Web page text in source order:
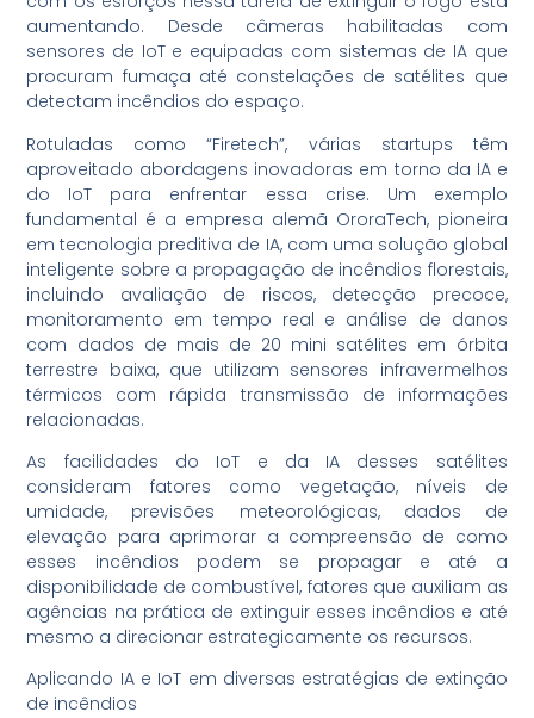
aumentando. Desde câmeras habilitadas com
sensores de IoT e equipadas com sistemas de IA que
procuram fumaça até constelações de satélites que
detectam incêndios do espaço.
Rotuladas como “Firetech”, várias startups têm
aproveitado abordagens inovadoras em torno da IA e
do IoT para enfrentar essa crise. Um exemplo
fundamental é a empresa alemã OroraTech, pioneira
em tecnologia preditiva de IA, com uma solução global
inteligente sobre a propagação de incêndios florestais,
incluindo avaliação de riscos, detecção precoce,
monitoramento em tempo real e análise de danos
com dados de mais de 20 mini satélites em órbita
terrestre baixa, que utilizam sensores infravermelhos
térmicos com rápida transmissão de informações
relacionadas.
As facilidades do IoT e da IA desses satélites
consideram fatores como vegetação, níveis de
umidade, previsões meteorológicas, dados de
elevação para aprimorar a compreensão de como
esses incêndios podem se propagar e até a
disponibilidade de combustível, fatores que auxiliam as
agências na prática de extinguir esses incêndios e até
mesmo a direcionar estrategicamente os recursos.
Aplicando IA e IoT em diversas estratégias de extinção
de incêndios